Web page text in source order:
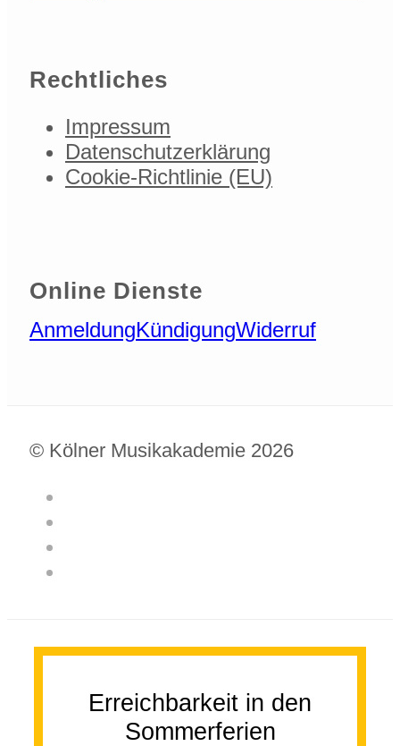
Rechtliches
Impressum
Datenschutzerklärung
Cookie-Richtlinie (EU)
Online Dienste
AnmeldungKündigungWiderruf
© Kölner Musikakademie 2026
Erreichbarkeit in den
Sommerferien